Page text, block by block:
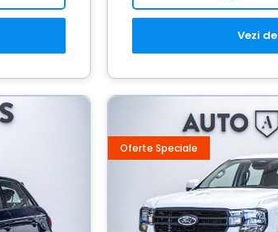
Vezi
Oferte Speciale